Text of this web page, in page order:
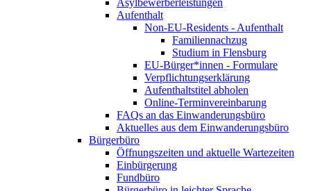
Asylbewerberleistungen
Aufenthalt
Non-EU-Residents - Aufenthalt
Familiennachzug
Studium in Flensburg
EU-Bürger*innen - Formulare
Verpflichtungserklärung
Aufenthaltstitel abholen
Online-Terminvereinbarung
FAQs an das Einwanderungsbüro
Aktuelles aus dem Einwanderungsbüro
Bürgerbüro
Öffnungszeiten und aktuelle Wartezeiten
Einbürgerung
Fundbüro